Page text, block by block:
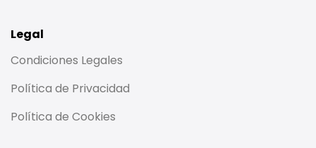
Legal
Condiciones Legales
Política de Privacidad
Política de Cookies